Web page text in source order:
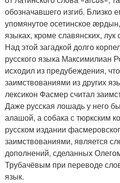
обозначавшего изгиб.
упомянутое осетинское
языках, кроме славянских,
Над этой загадкой долго
русского языка Максимилиан
исходил из предубеждения,
заимствованиями из других
лексикон Фасмер считал
Даже русская лошадь у него
алашой, а собака с тюркским
русском издании
заимствованиями, является
дополнений, сделанных
Трубачёвым при переводе
язык.